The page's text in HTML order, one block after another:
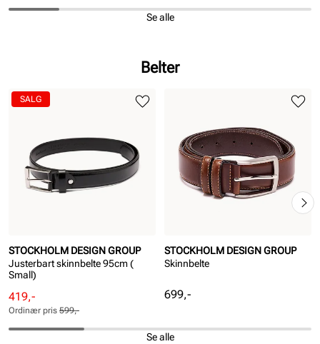
Pris
Pris
Pris
Pris
Se alle
Belter
STOCKHOLM DESIGN GROUP
Justerbart skinnbelte 95cm (
Small)
Rabattert
pris
Pris
419,-
Ordinær
pris
Pris
Ordinær pris 599,-
SALG
STOCKHOLM DESIGN GROUP
Skinnbelte
Pris
699,-
Se alle